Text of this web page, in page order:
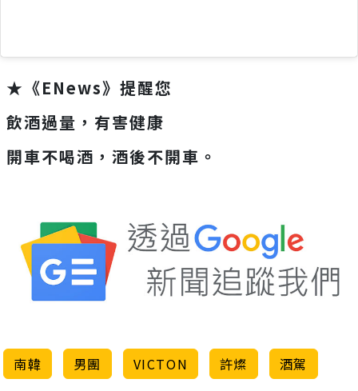
★《ENews》提醒您
飲酒過量，有害健康
開車不喝酒，酒後不開車。
南韓 男團 VICTON 許燦 酒駕